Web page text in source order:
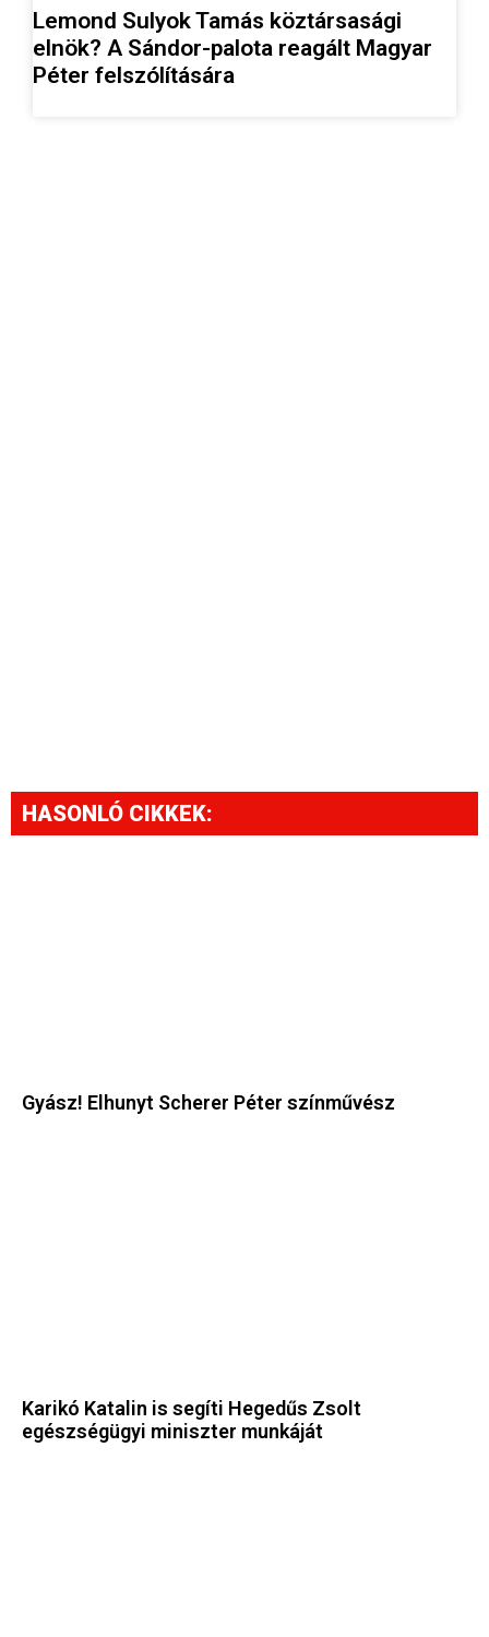
Lemond Sulyok Tamás köztársasági
elnök? A Sándor-palota reagált Magyar
Péter felszólítására
HASONLÓ CIKKEK:
Gyász! Elhunyt Scherer Péter színművész
Karikó Katalin is segíti Hegedűs Zsolt
egészségügyi miniszter munkáját